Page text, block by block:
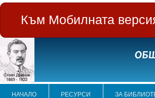
Към Мобилната
НАЧАЛО РЕСУРСИ ЗА